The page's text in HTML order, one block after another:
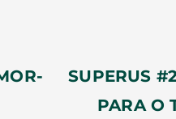
SUPERUS
PARA O